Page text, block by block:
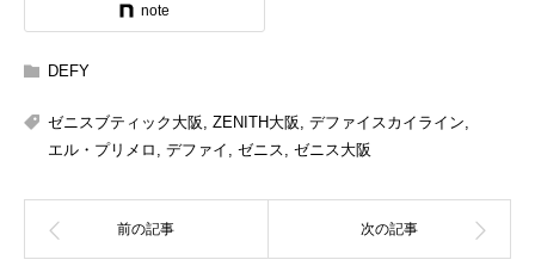
note
DEFY
ゼニスブティック大阪 ZENITH大阪 デファイスカイライン
エル・プリメロ
デファイ ゼニス ゼニス大阪